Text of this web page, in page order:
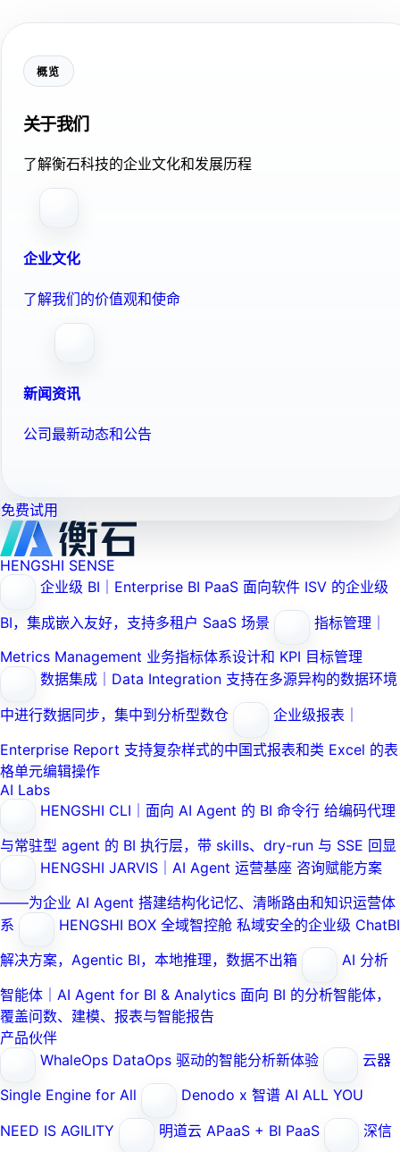
概览
关于我们
了解衡石科技的企业文化和发展历程
企业文化
了解我们的价值观和使命
新闻资讯
公司最新动态和公告
免费试用
HENGSHI SENSE
企业级 BI｜Enterprise BI PaaS 面向软件 ISV 的企业级
BI，集成嵌入友好，支持多租户 SaaS 场景
指标管理｜
Metrics Management 业务指标体系设计和 KPI 目标管理
数据集成｜Data Integration 支持在多源异构的数据环境
中进行数据同步，集中到分析型数仓
企业级报表｜
Enterprise Report 支持复杂样式的中国式报表和类 Excel 的表
格单元编辑操作
AI Labs
HENGSHI CLI｜面向 AI Agent 的 BI 命令行 给编码代理
与常驻型 agent 的 BI 执行层，带 skills、dry-run 与 SSE 回显
HENGSHI JARVIS｜AI Agent 运营基座 咨询赋能方案
——为企业 AI Agent 搭建结构化记忆、清晰路由和知识运营体
系
HENGSHI BOX 全域智控舱 私域安全的企业级 ChatBI
解决方案，Agentic BI，本地推理，数据不出箱
AI 分析
智能体｜AI Agent for BI & Analytics 面向 BI 的分析智能体，
覆盖问数、建模、报表与智能报告
产品伙伴
WhaleOps DataOps 驱动的智能分析新体验
云器
Single Engine for All
Denodo x 智谱 AI ALL YOU
NEED IS AGILITY
明道云 APaaS + BI PaaS
深信